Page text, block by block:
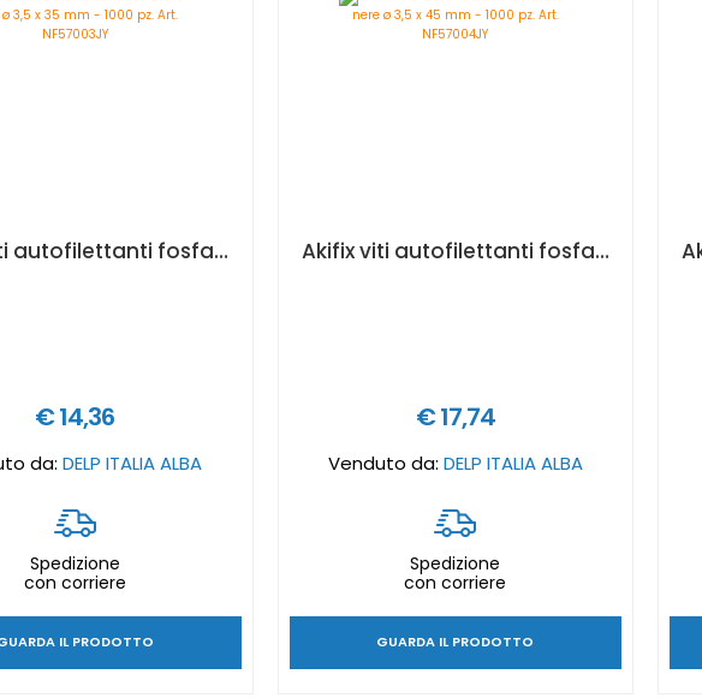
Akifix viti autofilettanti fosfatate nere ø 3,5 x 35 mm - 1000 pz. Art. NF57003JY
€ 14,36
da:DELP ITALIA ALBA
Spedizione
con corriere
IL PRODOTTO
Akifix viti autofilettanti fosfatate nere ø 3,5 x 45 mm - 1000 pz. Art. NF57004JY
€ 17,74
Venduto da: DELP ITALIA ALBA
Spedizione
con corriere
GUARDA IL PRODOTTO